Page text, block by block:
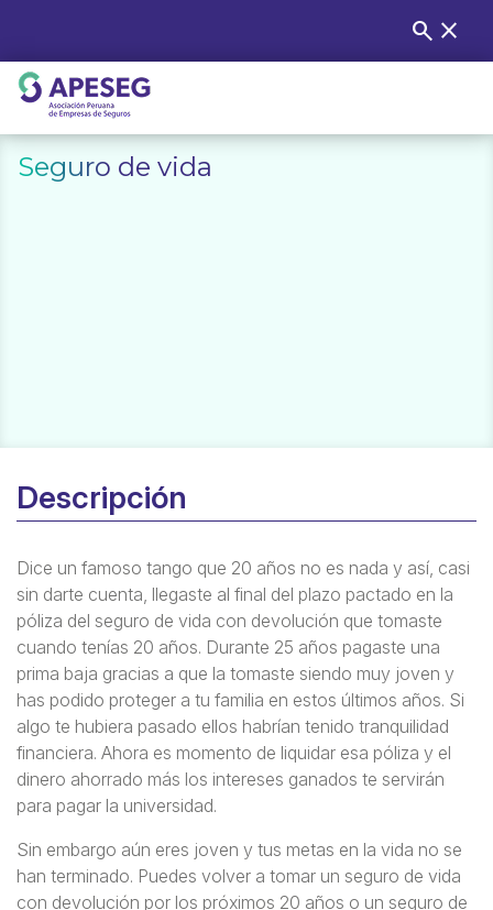
content
Buscar:
search close
APESEG
Seguro de vida
Descripción
Dice un famoso tango que 20 años no es nada y así, casi
sin darte cuenta, llegaste al final del plazo pactado en la
póliza del seguro de vida con devolución que tomaste
cuando tenías 20 años. Durante 25 años pagaste una
prima baja gracias a que la tomaste siendo muy joven y
has podido proteger a tu familia en estos últimos años. Si
algo te hubiera pasado ellos habrían tenido tranquilidad
financiera. Ahora es momento de liquidar esa póliza y el
dinero ahorrado más los intereses ganados te servirán
para pagar la universidad.
Sin embargo aún eres joven y tus metas en la vida no se
han terminado. Puedes volver a tomar un seguro de vida
con devolución por los próximos 20 años o un seguro de